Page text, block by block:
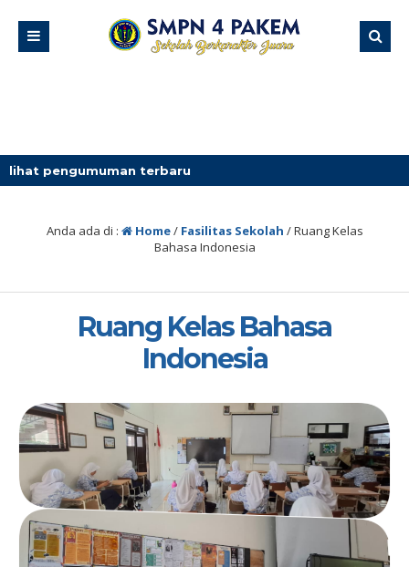
terbaru
Anda ada di : Home/ Fasilitas Sekolah /Ruang Kelas
Bahasa Indonesia
Ruang Kelas Bahasa
Indonesia